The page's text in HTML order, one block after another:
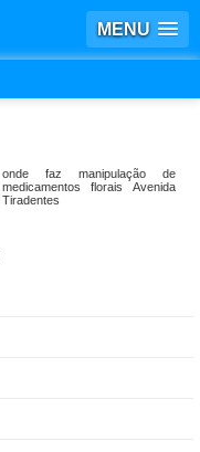
MENU
onde faz manipulação de
medicamentos florais Avenida
Tiradentes